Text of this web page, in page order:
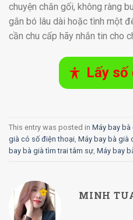
chuyện chăn gối, không ràng
gắn bó lâu dài hoặc tình một
cần chu cấp hãy nhắn tin cho
Lấy số
This entry was posted in Máy bay bà
già có số điện thoại Máy bay bà già
bay bà già tìm trai tâm sự Máy bay
MINH